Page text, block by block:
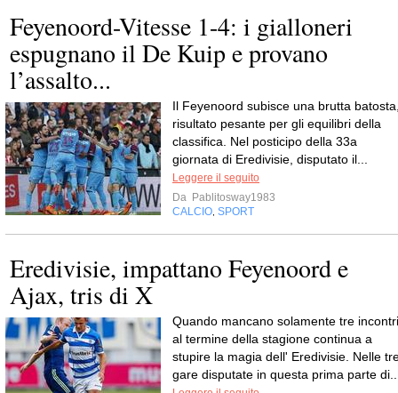
Feyenoord-Vitesse 1-4: i gialloneri
espugnano il De Kuip e provano
l’assalto...
Il Feyenoord subisce una brutta
risultato pesante per gli equilibri della
classifica. Nel posticipo della 33a
giornata di Eredivisie, disputato il...
Leggere il seguito
Da Pablitosway1983
CALCIO SPORT
Eredivisie, impattano Feyenoord e
Ajax, tris di X
Quando mancano solamente tre incontri
al termine della stagione continua a
stupire la magia dell' Eredivisie. Nelle
gare disputate in questa prima parte